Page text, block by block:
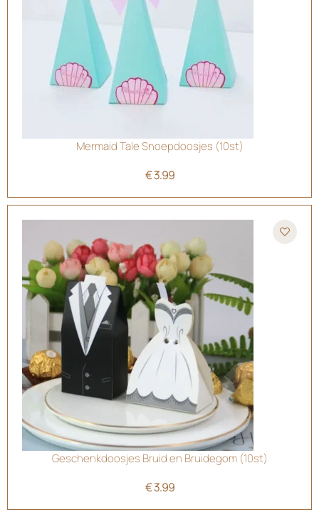
Mermaid Tale Snoepdoosjes (10st)
€3.99
Geschenkdoosjes Bruid en Bruidegom (10st)
€3.99